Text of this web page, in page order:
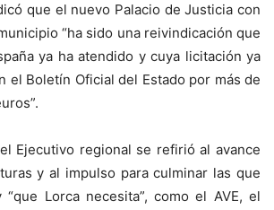
que el nuevo Palacio de Justicia con
“ha sido una reivindicación que
ya ha atendido y cuya licitación ya
el Boletín Oficial del Estado por más de
Ejecutivo regional se refirió al avance
y al impulso para culminar las que
Lorca necesita”, como el AVE, el